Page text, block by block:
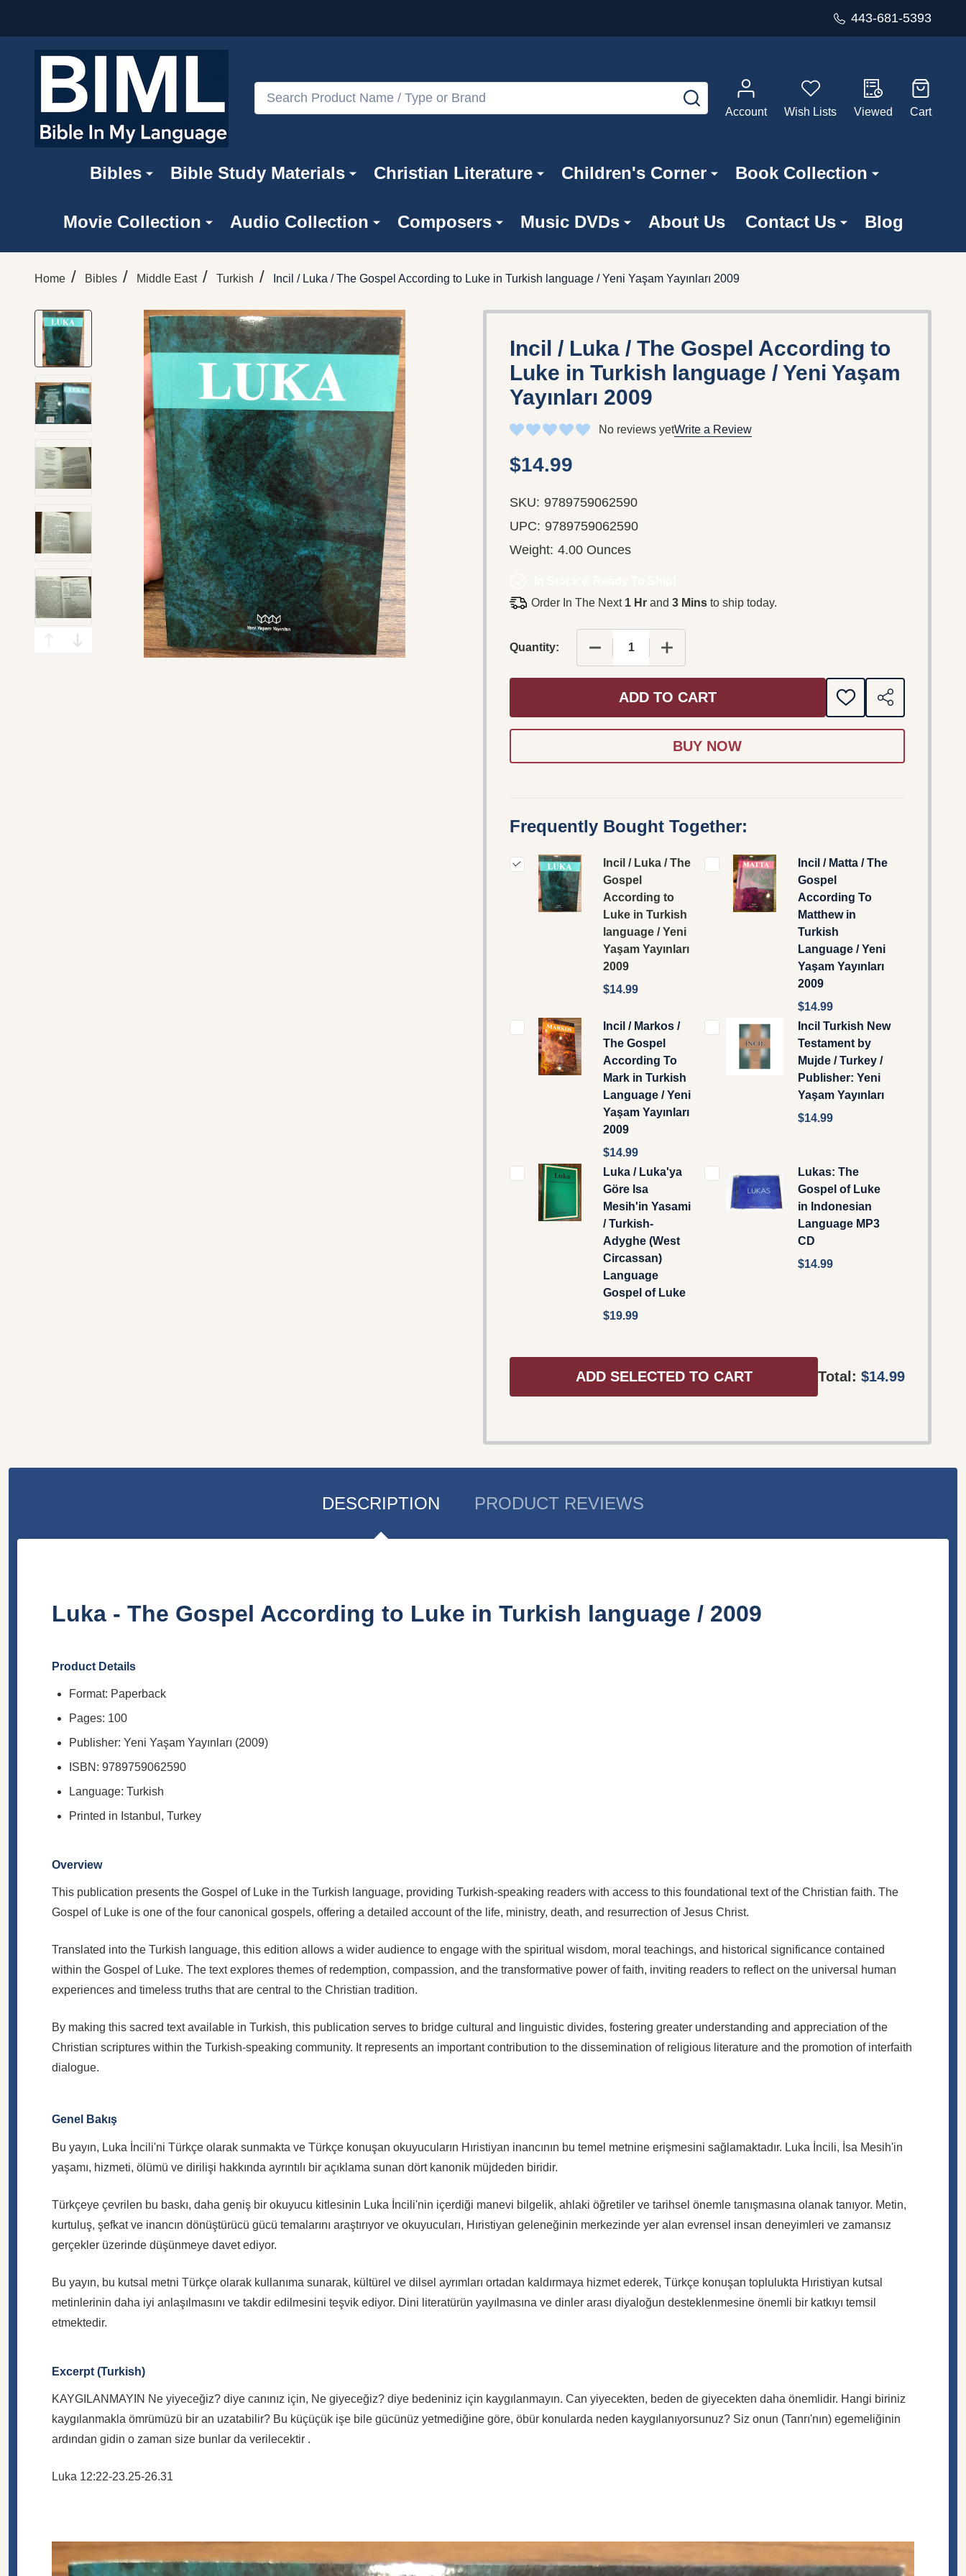
443-681-5393
Search
SEARCH
Account
Wish Lists Viewed Cart
Bibles Bible Study Materials Christian Literature Children's Corner Book Collection
Movie Collection Audio Collection Composers Music DVDs About Us Contact Us Blog
Home / Bibles / Middle East / Turkish / Incil / Luka / The Gospel According to Luke in Turkish language / Yeni Yaşam Yayınları 2009
Incil / Luka / The Gospel According to
Luke in Turkish language / Yeni Yaşam
Yayınları 2009
No reviews yetWrite a Review
$14.99
SKU: 9789759062590
UPC: 9789759062590
Weight: 4.00 Ounces
Order In The Next 1 Hr and 3 Mins to ship today.
Quantity: DECREASE QUANTITY OF INCIL / LUKA / THE GOSPEL
INCREASE QUANTITY OF INCIL / LUKA / THE
ADD TO CART
ADD
TO
SHARE
Frequently Bought Together:
Incil / Luka / The
Gospel
According to
Luke in Turkish
language / Yeni
Yaşam Yayınları
2009
$14.99
Incil / Matta / The
Gospel
According To
Matthew in
Turkish
Language / Yeni
Yaşam Yayınları
2009
$14.99
Incil / Markos /
The Gospel
According To
Mark in Turkish
Language / Yeni
Yaşam Yayınları
2009
$14.99
Incil Turkish New
Testament by
Mujde / Turkey /
Publisher: Yeni
Yaşam Yayınları
$14.99
Luka / Luka'ya
Göre Isa
Mesih'in Yasami
/ Turkish-
Adyghe (West
Circassan)
Language
Gospel of Luke
$19.99
Lukas: The
Gospel of Luke
in Indonesian
Language MP3
CD
$14.99
ADD SELECTED TO CART Total: $14.99
DESCRIPTION PRODUCT REVIEWS
Luka - The Gospel According to Luke in Turkish language / 2009
Product Details
Format: Paperback
Pages: 100
Publisher: Yeni Yaşam Yayınları (2009)
ISBN: 9789759062590
Language: Turkish
Printed in Istanbul, Turkey
Overview
This publication presents the Gospel of Luke in the Turkish language, providing Turkish-speaking readers with access to this foundational text of the Christian faith. The
Gospel of Luke is one of the four canonical gospels, offering a detailed account of the life, ministry, death, and resurrection of Jesus Christ.
Translated into the Turkish language, this edition allows a wider audience to engage with the spiritual wisdom, moral teachings, and historical significance contained
within the Gospel of Luke. The text explores themes of redemption, compassion, and the transformative power of faith, inviting readers to reflect on the universal human
experiences and timeless truths that are central to the Christian tradition.
By making this sacred text available in Turkish, this publication serves to bridge cultural and linguistic divides, fostering greater understanding and appreciation of the
Christian scriptures within the Turkish-speaking community. It represents an important contribution to the dissemination of religious literature and the promotion of interfaith
dialogue.
Genel Bakış
Bu yayın, Luka İncili'ni Türkçe olarak sunmakta ve Türkçe konuşan okuyucuların Hıristiyan inancının bu temel metnine erişmesini sağlamaktadır. Luka İncili, İsa Mesih'in
yaşamı, hizmeti, ölümü ve dirilişi hakkında ayrıntılı bir açıklama sunan dört kanonik müjdeden biridir.
Türkçeye çevrilen bu baskı, daha geniş bir okuyucu kitlesinin Luka İncili'nin içerdiği manevi bilgelik, ahlaki öğretiler ve tarihsel önemle tanışmasına olanak tanıyor. Metin,
kurtuluş, şefkat ve inancın dönüştürücü gücü temalarını araştırıyor ve okuyucuları, Hıristiyan geleneğinin merkezinde yer alan evrensel insan deneyimleri ve zamansız
gerçekler üzerinde düşünmeye davet ediyor.
Bu yayın, bu kutsal metni Türkçe olarak kullanıma sunarak, kültürel ve dilsel ayrımları ortadan kaldırmaya hizmet ederek, Türkçe konuşan toplulukta Hıristiyan kutsal
metinlerinin daha iyi anlaşılmasını ve takdir edilmesini teşvik ediyor. Dini literatürün yayılmasına ve dinler arası diyaloğun desteklenmesine önemli bir katkıyı temsil
etmektedir.
Excerpt (Turkish)
KAYGILANMAYIN Ne yiyeceğiz? diye canınız için, Ne giyeceğiz? diye bedeniniz için kaygılanmayın. Can yiyecekten, beden de giyecekten daha önemlidir. Hangi biriniz
kaygılanmakla ömrümüzü bir an uzatabilir? Bu küçüçük işe bile gücünüz yetmediğine göre, öbür konularda neden kaygılanıyorsunuz? Siz onun (Tanrı'nın) egemeliğinin
ardından gidin o zaman size bunlar da verilecektir .
Luka 12:22-23.25-26.31